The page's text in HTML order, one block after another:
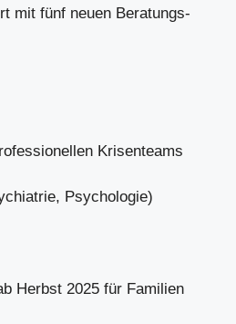
mit fünf neuen Beratungs-
Krisenteams
Psychologie)
Herbst 2025 für Familien